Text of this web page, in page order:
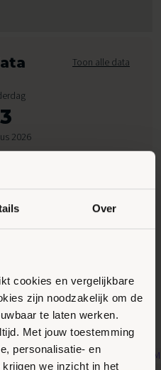
Over
cookies en vergelijkbare
zijn noodzakelijk om de
te laten werken.
Met jouw toestemming
personalisatie- en
we inzicht in het
Toon alle data
2026